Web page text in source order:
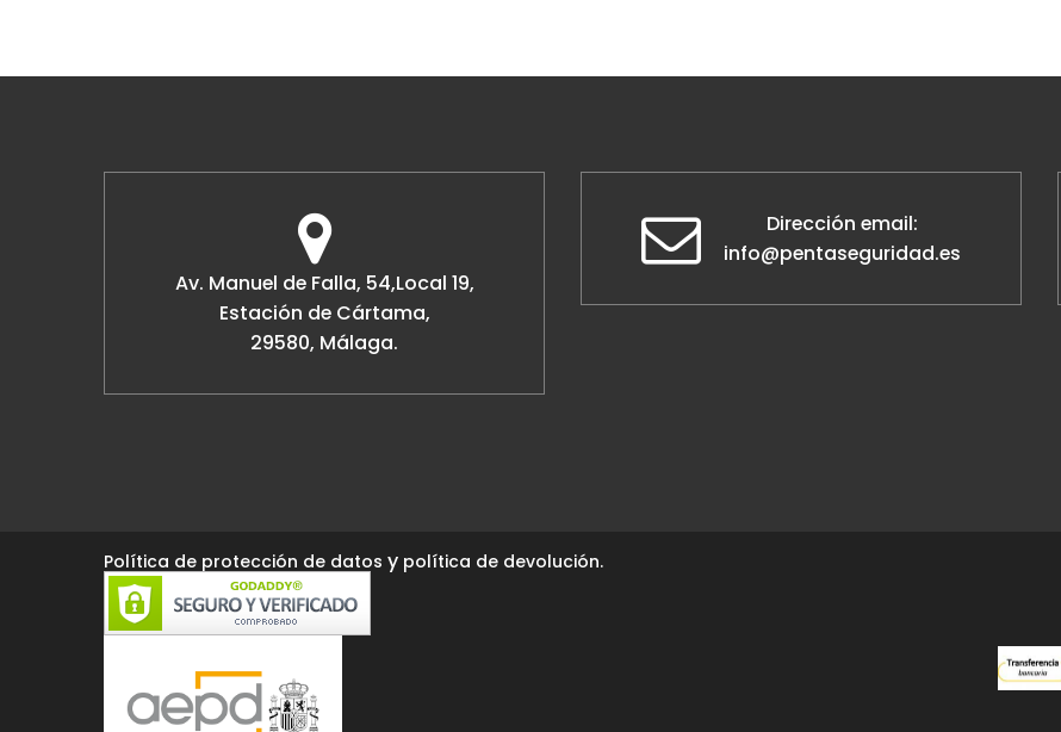
Av. Manuel de Falla, 54,Local 19,
Estación de Cártama,
29580, Málaga.
Dirección email:
info@pentaseguridad.es
Política de protección de datos y política de devolución.